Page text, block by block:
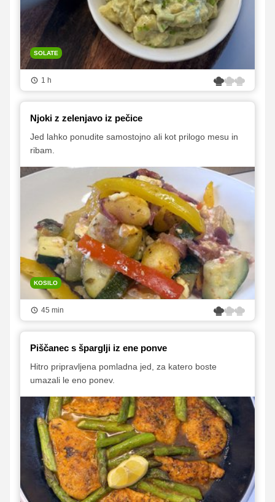
SOLATE
1 h
Njoki z zelenjavo iz pečice
Jed lahko ponudite samostojno ali kot prilogo mesu in
ribam.
KOSILO
45 min
Piščanec s šparglji iz ene ponve
Hitro pripravljena pomladna jed, za katero boste
umazali le eno ponev.